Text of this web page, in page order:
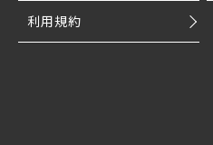
利用規約